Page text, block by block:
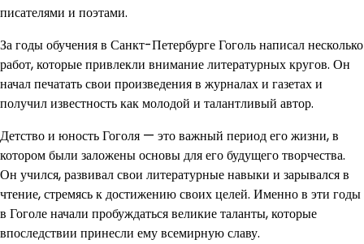
писателями и поэтами.
За годы обучения в Санкт-Петербурге Гоголь написал несколько
работ, которые привлекли внимание литературных кругов. Он
начал печатать свои произведения в журналах и газетах и
получил известность как молодой и талантливый автор.
Детство и юность Гоголя — это важный период его жизни, в
котором были заложены основы для его будущего творчества.
Он учился, развивал свои литературные навыки и зарывался в
чтение, стремясь к достижению своих целей. Именно в эти годы
в Гоголе начали пробуждаться великие таланты, которые
впоследствии принесли ему всемирную славу.